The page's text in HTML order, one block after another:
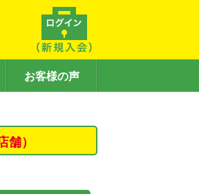
お客様の声
）